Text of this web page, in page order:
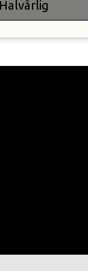
Halvårlig